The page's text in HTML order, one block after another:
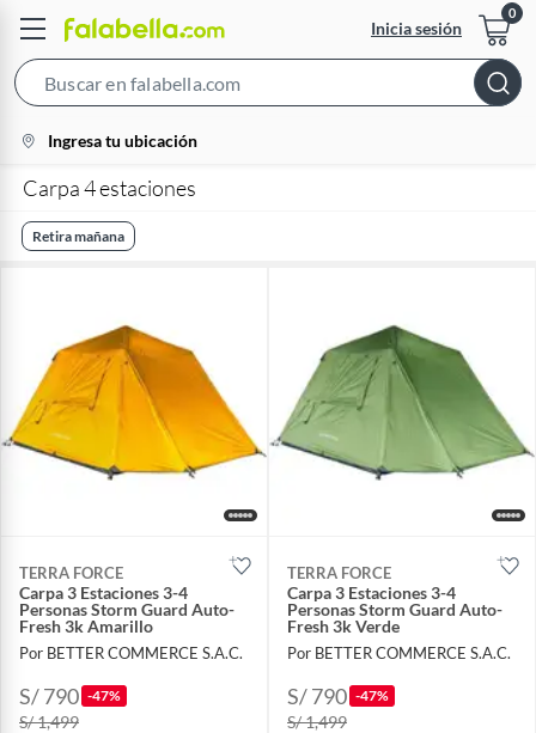
Inicia sesión
Bar
location-
icon
Ingresa tu ubicación
Carpa 4 estaciones
Retira mañana
TERRA FORCE
Carpa 3 Estaciones 3-4
Personas Storm Guard Auto-
Fresh 3k Amarillo
Por BETTER COMMERCE S.A.C.
S/ 790 -47%
S/ 1,499
TERRA FORCE
Carpa 3 Estaciones 3-4
Personas Storm Guard Auto-
Fresh 3k Verde
Por BETTER COMMERCE S.A.C.
S/ 790 -47%
S/ 1,499